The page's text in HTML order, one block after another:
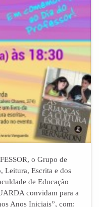
o Grupo de
Leitura, Escrita e dos
de Educação
convidam para a
Anos Iniciais”, com: